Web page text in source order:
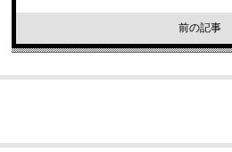
前の記事